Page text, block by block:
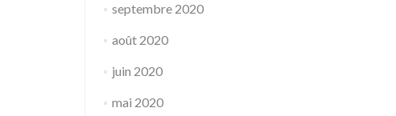
septembre 2020
août 2020
juin 2020
mai 2020